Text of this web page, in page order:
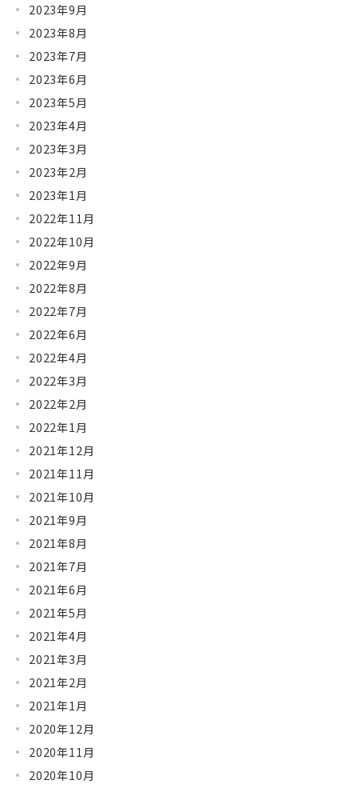
2023年9月
2023年8月
2023年7月
2023年6月
2023年5月
2023年4月
2023年3月
2023年2月
2023年1月
2022年11月
2022年10月
2022年9月
2022年8月
2022年7月
2022年6月
2022年4月
2022年3月
2022年2月
2022年1月
2021年12月
2021年11月
2021年10月
2021年9月
2021年8月
2021年7月
2021年6月
2021年5月
2021年4月
2021年3月
2021年2月
2021年1月
2020年12月
2020年11月
2020年10月